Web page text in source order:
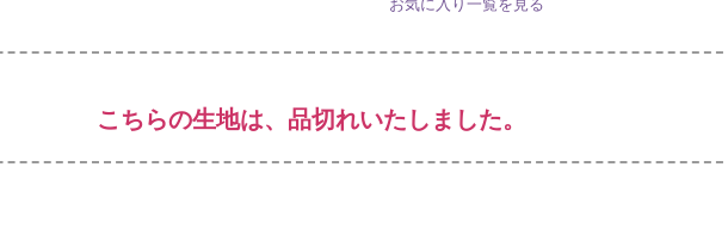
お気に入り一覧を見る
こちらの生地は、品切れいたしました。